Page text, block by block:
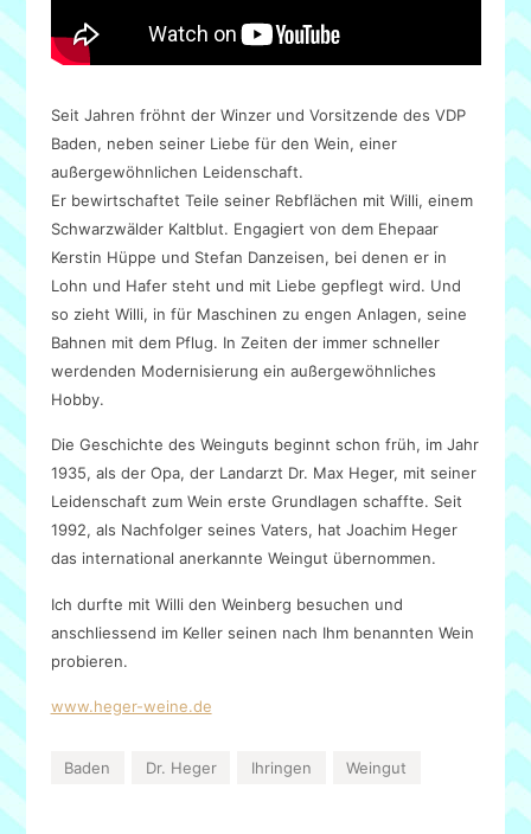
Seit Jahren fröhnt der Winzer und Vorsitzende des VDP
Baden, neben seiner Liebe für den Wein, einer
außergewöhnlichen Leidenschaft.
Er bewirtschaftet Teile seiner Rebflächen mit Willi, einem
Schwarzwälder Kaltblut. Engagiert von dem Ehepaar
Kerstin Hüppe und Stefan Danzeisen, bei denen er in
Lohn und Hafer steht und mit Liebe gepflegt wird. Und
so zieht Willi, in für Maschinen zu engen Anlagen, seine
Bahnen mit dem Pflug. In Zeiten der immer schneller
werdenden Modernisierung ein außergewöhnliches
Hobby.
Die Geschichte des Weinguts beginnt schon früh, im Jahr
1935, als der Opa, der Landarzt Dr. Max Heger, mit seiner
Leidenschaft zum Wein erste Grundlagen schaffte. Seit
1992, als Nachfolger seines Vaters, hat Joachim Heger
das international anerkannte Weingut übernommen.
Ich durfte mit Willi den Weinberg besuchen und
anschliessend im Keller seinen nach Ihm benannten Wein
probieren.
www.heger-weine.de
Baden Dr. Heger Ihringen Weingut